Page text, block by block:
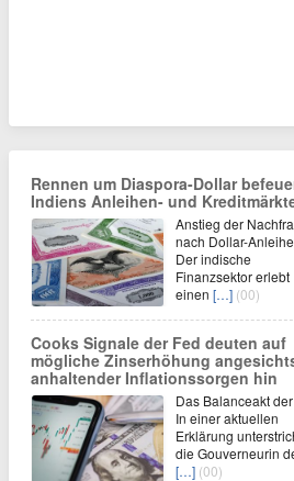
Rennen um Diaspora-Dollar
Indiens Anleihen- und
Anstieg der
nach Dollar-
Der indische
Finanzsektor erlebt
einen […] (00)
Cooks Signale der Fed deuten auf
mögliche Zinserhöhung
anhaltender Inflationssorgen hin
Das Balanceakt
In einer aktuellen
Erklärung
die Gouverneurin
[…] (00)